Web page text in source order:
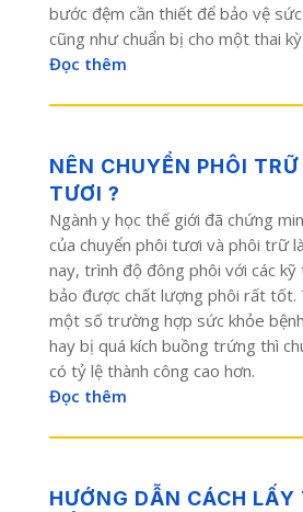
bước đệm cần thiết để bảo vệ
cũng như chuẩn bị cho một thai
Đọc thêm
NÊN CHUYỂN PHÔI TRỮ
TƯƠI ?
Ngành y học thế giới đã chứng
của chuyển phôi tươi và phôi trữ
nay, trình độ đông phôi với các
bảo được chất lượng phôi rất tốt.
một số trường hợp sức khỏe
hay bị quá kích buồng trứng thì
có tỷ lệ thành công cao hơn.
Đọc thêm
HƯỚNG DẪN CÁCH